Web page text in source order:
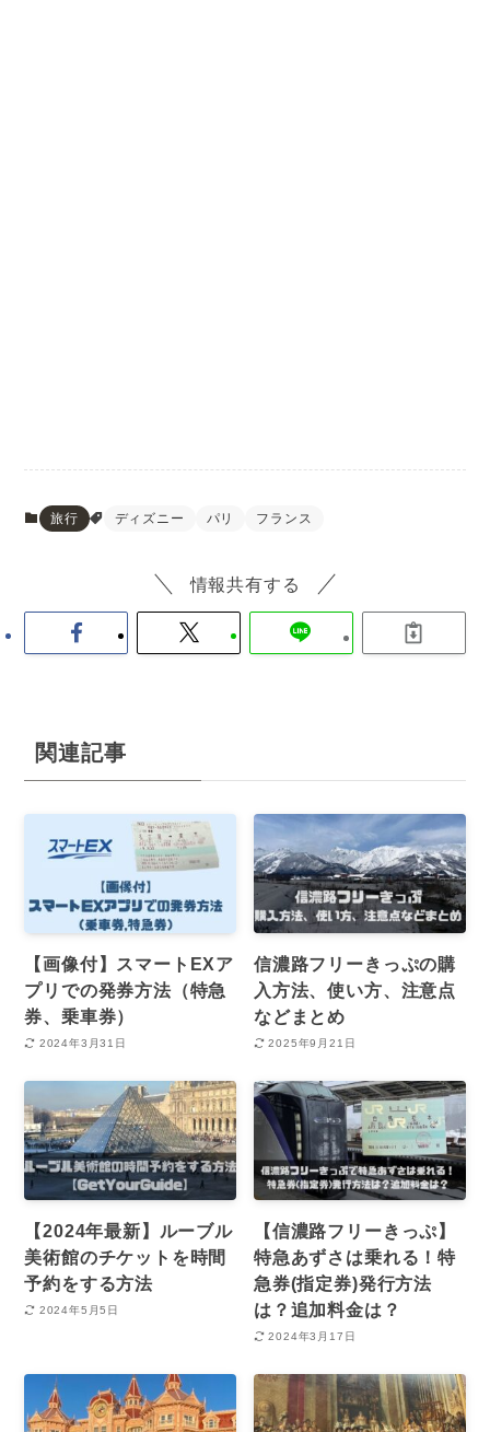
旅行 ディズニー パリ フランス
情報共有する
関連記事
【画像付】スマートEXア
プリでの発券方法（特急
券、乗車券）
2024年3月31日
信濃路フリーきっぷの購
入方法、使い方、注意点
などまとめ
2025年9月21日
【2024年最新】ルーブル
美術館のチケットを時間
予約をする方法
2024年5月5日
【信濃路フリーきっぷ】
特急あずさは乗れる！特
急券(指定券)発行方法
は？追加料金は？
2024年3月17日